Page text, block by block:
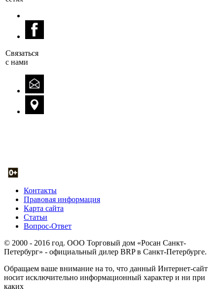
Cвязаться
с нами
Контакты
Правовая информация
Карта сайта
Статьи
Вопрос-Ответ
© 2000 - 2016 год. ООО Торговый дом «Росан Санкт-
Петербург» - официальный дилер BRP в Санкт-Петербурге.
Обращаем ваше внимание на то, что данный Интернет-сайт
носит исключительно информационный характер и ни при
каких